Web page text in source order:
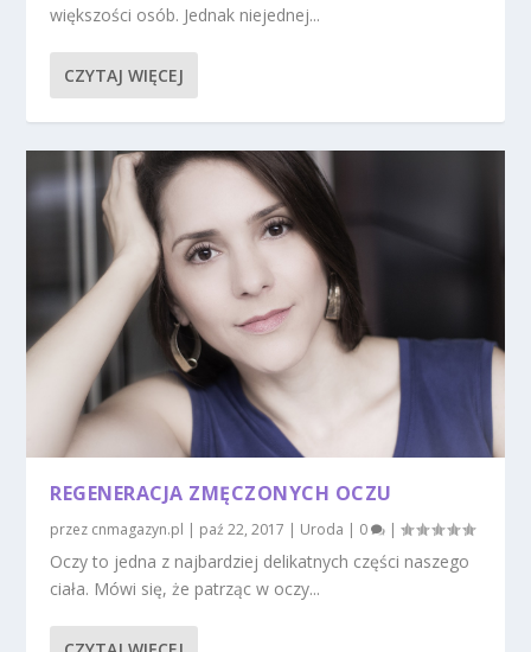
większości osób. Jednak niejednej...
CZYTAJ WIĘCEJ
REGENERACJA ZMĘCZONYCH OCZU
przez cnmagazyn.pl | paź 22, 2017 | Uroda | 0 |
Oczy to jedna z najbardziej delikatnych części naszego
ciała. Mówi się, że patrząc w oczy...